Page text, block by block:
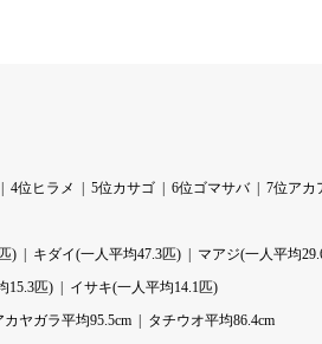
4位ヒラメ 5位カサゴ 6位ゴマサバ
7位アカ
) キダイ(一人平均47.3匹)
マアジ(一人平均
15.3匹)
イサキ(一人平均14.1匹)
カヤガラ平均95.5cm
タチウオ平均86.4cm